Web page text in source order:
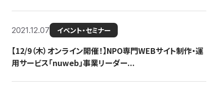
2021.12.07 イベント・セミナー
【12/9（木）オンライン開催！】NPO専門WEBサイト制作・運
用サービス「nuweb」事業リーダー...